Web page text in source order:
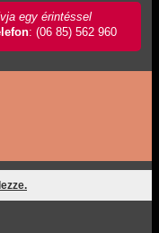
egy érintéssel
: (06 85) 562 960